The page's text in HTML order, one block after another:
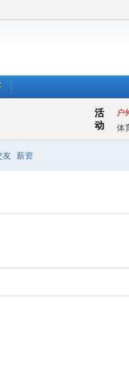
友 薪资